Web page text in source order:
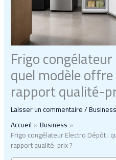
Frigo
quel modèle
rapport qualité-
Laisser un commentaire/Business
Accueil
Business
Frigo congélateur Electro Dépôt :
rapport qualité-prix ?